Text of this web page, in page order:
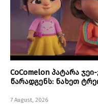
CoComelon პატარა
წარადგენს: ნახეთ
7 August, 2026